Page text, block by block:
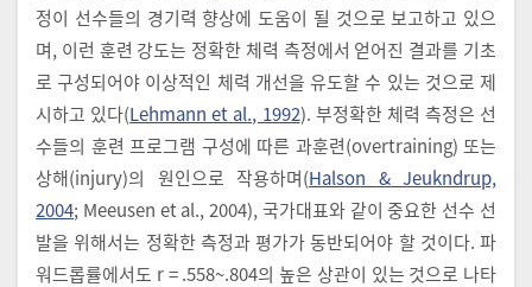
정이 선수들의 경기력 향상에 도움이 될 것으로 보고하고 있으
며, 이런 훈련 강도는 정확한 체력 측정에서 얻어진 결과를 기초
로 구성되어야 이상적인 체력 개선을 유도할 수 있는 것으로 제
시하고 있다(Lehmann et al., 1992). 부정확한 체력 측정은 선
수들의 훈련 프로그램 구성에 따른 과훈련(overtraining) 또는
상해(injury)의 원인으로 작용하며(Halson & Jeukndrup,
2004; Meeusen et al., 2004), 국가대표와 같이 중요한 선수 선
발을 위해서는 정확한 측정과 평가가 동반되어야 할 것이다. 파
워드롭률에서도 r = .558~.804의 높은 상관이 있는 것으로 나타